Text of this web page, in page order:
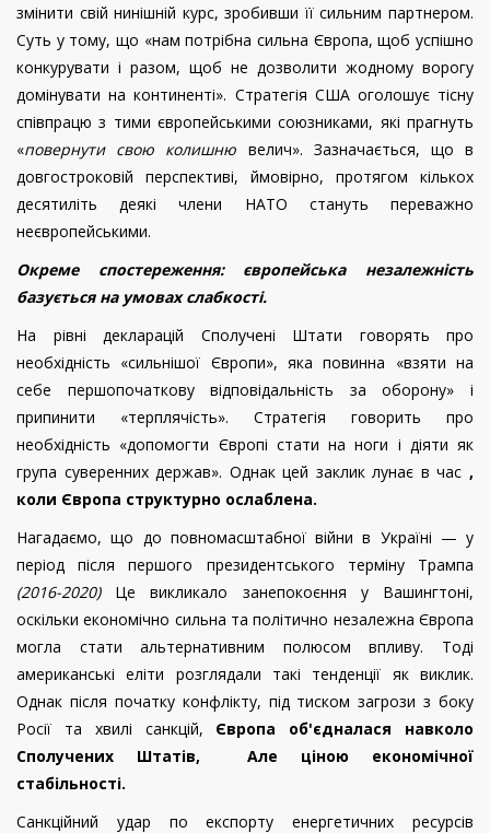
змінити свій нинішній курс, зробивши її сильним партнером.
Суть у тому, що «нам потрібна сильна Європа, щоб успішно
конкурувати і разом, щоб не дозволити жодному ворогу
домінувати на континенті». Стратегія США оголошує тісну
співпрацю з тими європейськими союзниками, які прагнуть
«повернути свою колишню велич». Зазначається, що в
довгостроковій перспективі, ймовірно, протягом кількох
десятиліть деякі члени НАТО стануть переважно
неєвропейськими.
Окреме спостереження: європейська незалежність
базується на умовах слабкості.
На рівні декларацій Сполучені Штати говорять про
необхідність «сильнішої Європи», яка повинна «взяти на
себе першопочаткову відповідальність за оборону» і
припинити «терплячість». Стратегія говорить про
необхідність «допомогти Європі стати на ноги і діяти як
група суверенних держав». Однак цей заклик лунає в час ,
коли Європа структурно ослаблена.
Нагадаємо, що до повномасштабної війни в Україні — у
період після першого президентського терміну Трампа
(2016-2020) Це викликало занепокоєння у Вашингтоні,
оскільки економічно сильна та політично незалежна Європа
могла стати альтернативним полюсом впливу. Тоді
американські еліти розглядали такі тенденції як виклик.
Однак після початку конфлікту, під тиском загрози з боку
Росії та хвилі санкцій, Європа об'єдналася навколо
Сполучених Штатів, Але ціною економічної
стабільності.
Санкційний удар по експорту енергетичних ресурсів